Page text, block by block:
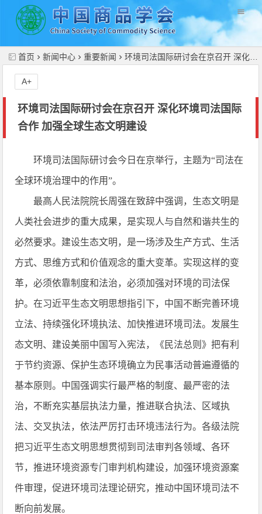
首页 新闻中心 重要新闻 环境司法国际研讨会在京召开 深化环境司法国际合作 加强全球生态文明建设
环境司法国际研讨会在京召开 深化环境司法国际
合作 加强全球生态文明建设
A+
环境司法国际研讨会今日在京举行，主题为“司法在
全球环境治理中的作用”。
最高人民法院院长周强在致辞中强调，生态文明是
人类社会进步的重大成果，是实现人与自然和谐共生的
必然要求。建设生态文明，是一场涉及生产方式、生活
方式、思维方式和价值观念的重大变革。实现这样的变
革，必须依靠制度和法治，必须加强对环境的司法保
护。在习近平生态文明思想指引下，中国不断完善环境
立法、持续强化环境执法、加快推进环境司法。发展生
态文明、建设美丽中国写入宪法，《民法总则》把有利
于节约资源、保护生态环境确立为民事活动普遍遵循的
基本原则。中国强调实行最严格的制度、最严密的法
治，不断充实基层执法力量，推进联合执法、区域执
法、交叉执法，依法严厉打击环境违法行为。各级法院
把习近平生态文明思想贯彻到司法审判各领域、各环
节，推进环境资源专门审判机构建设，加强环境资源案
件审理，促进环境司法理论研究，推动中国环境司法不
断向前发展。